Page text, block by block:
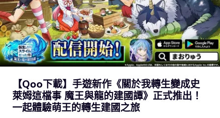
【Qoo下載】手遊新作《關於我轉生變成史
萊姆這檔事 魔王與龍的建國譚》正式推出！
一起體驗萌王的轉生建國之旅